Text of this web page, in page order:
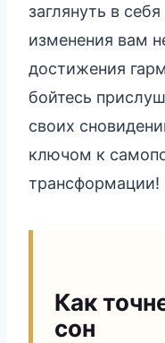
заглянуть в
изменения вам
достижения
бойтесь
своих
ключом к
трансформации!
Как
сон